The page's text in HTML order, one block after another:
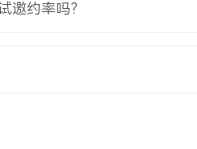
个版本的测试工作，版本平均发布
邀约率吗？